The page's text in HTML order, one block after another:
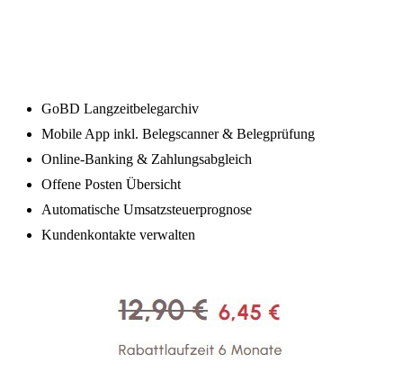
GoBD Langzeitbelegarchiv
Mobile App inkl. Belegscanner & Belegprüfung
Online-Banking & Zahlungsabgleich
Offene Posten Übersicht
Automatische Umsatzsteuerprognose
Kundenkontakte verwalten